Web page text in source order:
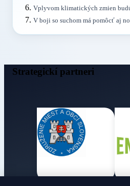
Vplyvom klimatických zmien
V boji so suchom má pomôcť aj
Strategickí partneri